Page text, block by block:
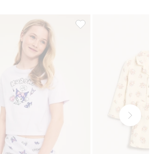
med nallebjörnar, Lägg till i favoriter